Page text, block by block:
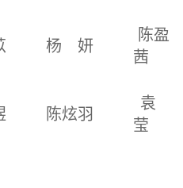
杨 妍
陈盈
茜
陈炫羽
袁
莹